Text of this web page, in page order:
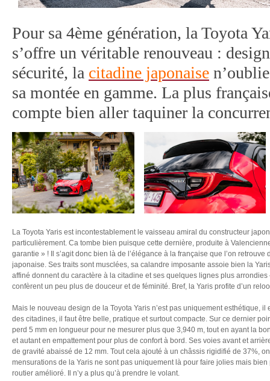
Pour sa 4ème génération, la Toyota
s’offre un véritable renouveau :
sécurité, la citadine japonaise
sa montée en gamme. La plus
compte bien aller taquiner la
La Toyota Yaris est incontestablement le vaisseau amiral du constructeur
particulièrement. Ca tombe bien puisque cette dernière, produite à
garantie » ! Il s’agit donc bien là de l’élégance à la française que l’on
japonaise. Ses traits sont musclées, sa calandre imposante assoie bien la
affiné donnent du caractère à la citadine et ses quelques lignes plus
confèrent un peu plus de douceur et de féminité. Bref, la Yaris profite d’un
Mais le nouveau design de la Toyota Yaris n’est pas uniquement esthétique,
des citadines, il faut être belle, pratique et surtout compacte. Sur ce dernier
perd 5 mm en longueur pour ne mesurer plus que 3,940 m, tout en ayant la
et autant en empattement pour plus de confort à bord. Ses voies avant et
de gravité abaissé de 12 mm. Tout cela ajouté à un châssis rigidifié de 37%,
mensurations de la Yaris ne sont pas uniquement là pour faire jolies mais
routier amélioré. Il n’y a plus qu’à prendre le volant.